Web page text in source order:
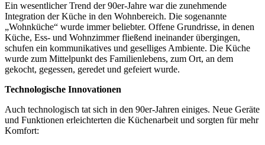
Ein wesentlicher Trend der 90er-Jahre war die zunehmende
Integration der Küche in den Wohnbereich. Die sogenannte
„Wohnküche“ wurde immer beliebter. Offene Grundrisse, in denen
Küche, Ess- und Wohnzimmer fließend ineinander übergingen,
schufen ein kommunikatives und geselliges Ambiente. Die Küche
wurde zum Mittelpunkt des Familienlebens, zum Ort, an dem
gekocht, gegessen, geredet und gefeiert wurde.
Technologische Innovationen
Auch technologisch tat sich in den 90er-Jahren einiges. Neue Geräte
und Funktionen erleichterten die Küchenarbeit und sorgten für mehr
Komfort: